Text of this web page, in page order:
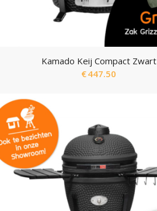
Kamado Keij Compact Zwart
€447.50